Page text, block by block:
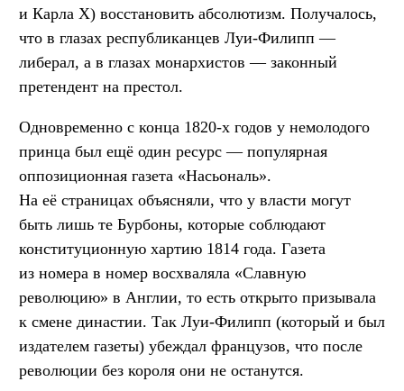
и Карла X) восстановить абсолютизм. Получалось,
что в глазах республиканцев Луи-Филипп —
либерал, а в глазах монархистов — законный
претендент на престол.
Одновременно с конца 1820-х годов у немолодого
принца был ещё один ресурс — популярная
оппозиционная газета «Насьональ».
На её страницах объясняли, что у власти могут
быть лишь те Бурбоны, которые соблюдают
конституционную хартию 1814 года. Газета
из номера в номер восхваляла «Славную
революцию» в Англии, то есть открыто призывала
к смене династии. Так Луи-Филипп (который и был
издателем газеты) убеждал французов, что после
революции без короля они не останутся.